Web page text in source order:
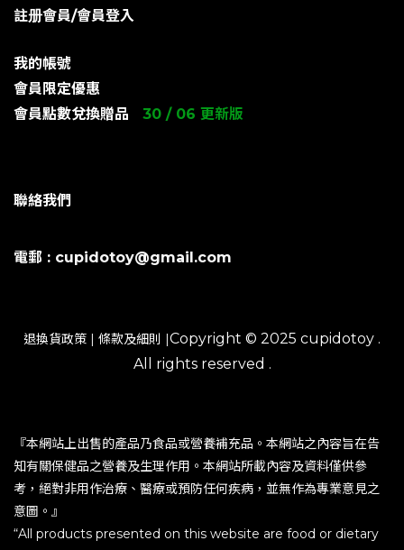
註册會員/會員登入
我的帳號
會員限定優惠
會員點數兌換贈品
30 / 06 更新版
聯絡我們
電郵 : cupidotoy@gmail.com
退換貨政策 | 條款及細則 |Copyright © 2025 cupidotoy .
All rights reserved .
『本網站上出售的產品乃食品或營養補充品。本網站之內容旨在告
知有關保健品之營養及生理作用。本網站所載內容及資料僅供參
考，絕對非用作治療、醫療或預防任何疾病，並無作為專業意見之
意圖。』
“All products presented on this website are food or dietary